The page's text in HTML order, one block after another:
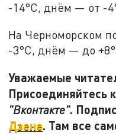
-14°C, днём — от -
На Черноморском
-3°C, днём — до
Уважаемые
Присоединяйтесь
"Вконтакте".
Дзене. Там все